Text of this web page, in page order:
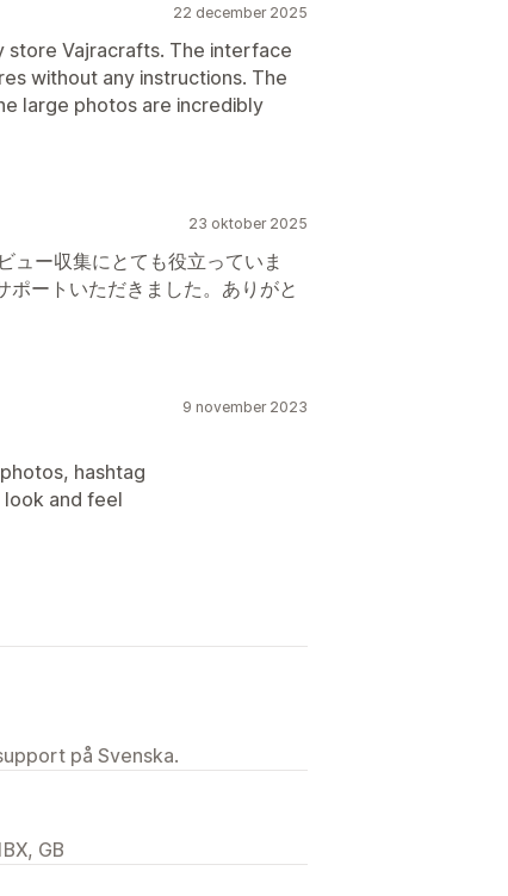
22 december 2025
store Vajracrafts. The interface
without any instructions. The
large photos are incredibly
23 oktober 2025
ュー収集にとても役立っていま
ートいただきました。ありがと
9 november 2023
hashtag
and feel
på Svenska.
GB